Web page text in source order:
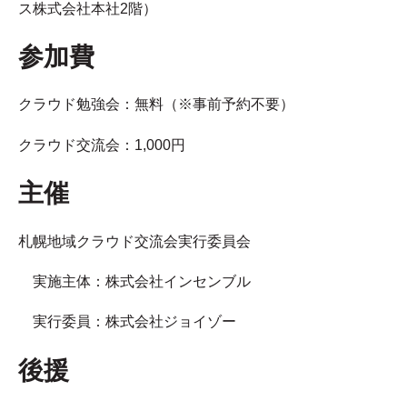
ス株式会社本社2階）
参加費
クラウド勉強会：無料（※事前予約不要）
クラウド交流会：1,000円
主催
札幌地域クラウド交流会実行委員会
実施主体：株式会社インセンブル
実行委員：株式会社ジョイゾー
後援